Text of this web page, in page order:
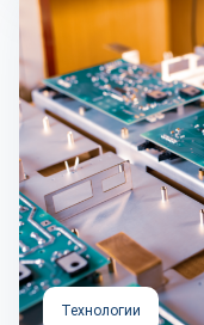
Технологии